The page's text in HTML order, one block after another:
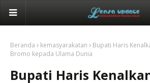
Beranda kemasyarakatan
Bupati Haris
Bromo kepada Ulama Dunia
Bupati Haris